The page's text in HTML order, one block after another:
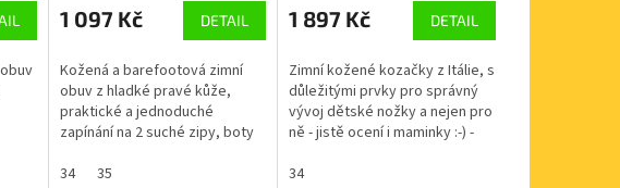
1 097 Kč DETAIL
Kožená a barefootová zimní
obuv z hladké pravé kůže,
praktické a jednoduché
zapínání na 2 suché zipy, boty
syntetickým hustým kožíškem.
34 35
1 897 Kč DETAIL
Zimní kožené kozačky z Itálie, s
důležitými prvky pro správný
vývoj dětské nožky a nejen pro
ně - jistě ocení i maminky :-) -
IMACTEX-LANA - velmi...
34